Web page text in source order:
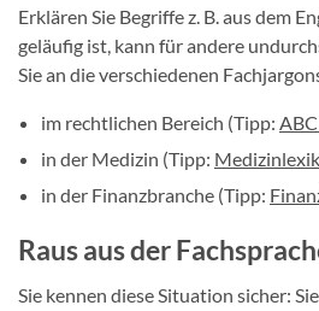
Erklären Sie Begriffe z. B. aus dem
geläufig ist, kann für andere
Sie an die verschiedenen
im rechtlichen Bereich (Tipp:
in der Medizin (Tipp:
in der Finanzbranche (Tipp:
Raus aus der
Sie kennen diese Situation sicher: